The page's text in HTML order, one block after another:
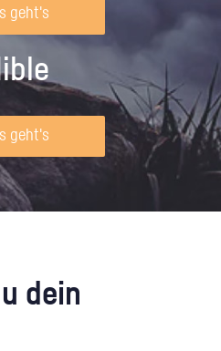
geht's
geht's
dein